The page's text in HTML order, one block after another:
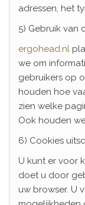
adressen, het
5) Gebruik van
ergohead.nl
we om
gebruikers op
houden hoe
zien welke
Ook houden
6) Cookies
U kunt er voor
doet u door
uw browser. U